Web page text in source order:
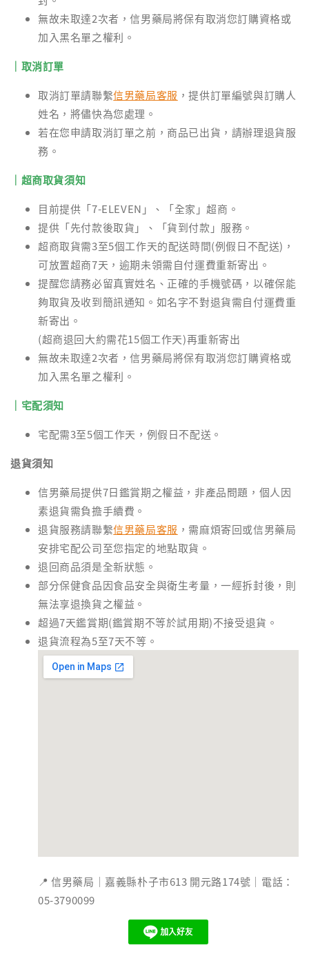
無故未取達2次者，信男藥局將保有取消您訂購資格或
加入黑名單之權利。
｜取消訂單
取消訂單請聯繫信男藥局客服 ，提供訂單編號與訂購人
姓名，將儘快為您處理。
若在您申請取消訂單之前，商品已出貨，請辦理退貨服
務。
｜超商取貨須知
目前提供「7-ELEVEN」、「全家」超商。
提供「先付款後取貨」、「貨到付款」服務。
超商取貨需3至5個工作天的配送時間(例假日不配送)，
可放置超商7天，逾期未領需自付運費重新寄出。
提醒您請務必留真實姓名、正確的手機號碼，以確保能
夠取貨及收到簡訊通知。如名字不對退貨需自付運費重
新寄出。
(超商退回大約需花15個工作天)再重新寄出
無故未取達2次者，信男藥局將保有取消您訂購資格或
加入黑名單之權利。
｜宅配須知
宅配需3至5個工作天，例假日不配送。
退貨須知
信男藥局提供7日鑑賞期之權益，非產品問題，個人因
素退貨需負擔手續費。
退貨服務請聯繫信男藥局客服 ，需麻煩寄回或信男藥局
安排宅配公司至您指定的地點取貨。
退回商品須是全新狀態。
部分保健食品因食品安全與衛生考量，一經拆封後，則
無法享退換貨之權益。
超過7天鑑賞期(鑑賞期不等於試用期)不接受退貨。
退貨流程為5至7天不等。
📍 信男藥局｜嘉義縣朴子市613 開元路174號｜電話：
05-3790099